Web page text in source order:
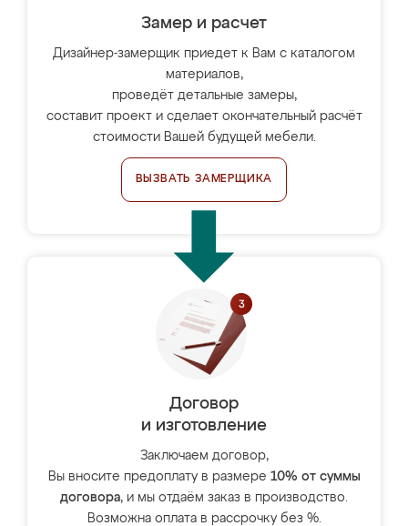
Замер и расчет
Дизайнер-замерщик приедет к Вам с каталогом
материалов,
проведёт детальные замеры,
составит проект и сделает окончательный расчёт
стоимости Вашей будущей мебели.
ВЫЗВАТЬ ЗАМЕРЩИКА
Договор
и изготовление
Заключаем договор,
Вы вносите предоплату в размере 10% от суммы
договора, и мы отдаём заказ в производство.
Возможна оплата в рассрочку без %.